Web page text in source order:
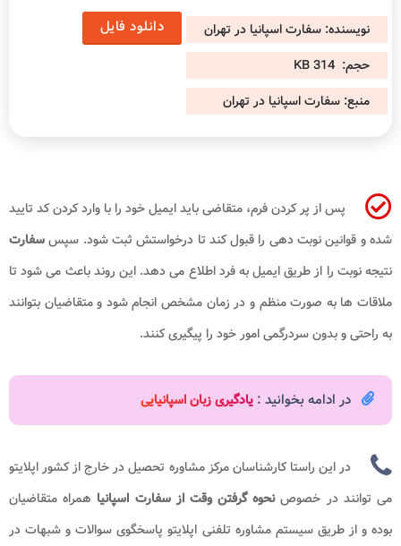
نویسنده: سفارت اسپانیا در تهران
حجم: 314 KB
منبع: سفارت اسپانیا در تهران
دانلود فایل
پس از پر کردن فرم، متقاضی باید ایمیل خود را با وارد کردن کد تایید
شده و قوانین نوبت دهی را قبول کند تا درخواستش ثبت شود. سپسسفارت
نتیجه نوبت را از طریق ایمیل به فرد اطلاع می دهد. این روند باعث می شود تا
ملاقات ها به صورت منظم و در زمان مشخص انجام شود و متقاضیان بتوانند
به راحتی و بدون سردرگمی امور خود را پیگیری کنند.
در ادامه بخوانید : یادگیری زبان اسپانیایی
در این راستا کارشناسان مرکز مشاوره تحصیل در خارج از کشور اپلایتو
می توانند در خصوصنحوه گرفتن وقت از سفارت اسپانیا همراه متقاضیان
بوده و از طریق سیستم مشاوره تلفنی اپلایتو پاسخگوی سوالات و شبهات در